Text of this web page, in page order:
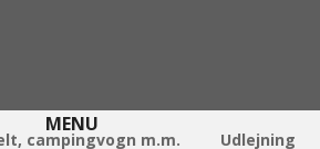
campingvogn m.m. Udlejning